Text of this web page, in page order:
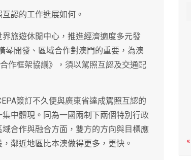
認的工作進展如何。
界旅遊休閒中心，推進經濟適度多元發
琴開發、區域合作對澳門的重要，為澳
作框架協議》，須以駕照互認及交通配
簽訂不久便與廣東省達成駕照互認的
中體現。同為一國兩制下兩個特別行政
合作與融合方面，雙方的方向與目標應
鄰近地區比本澳做得更多，更快。